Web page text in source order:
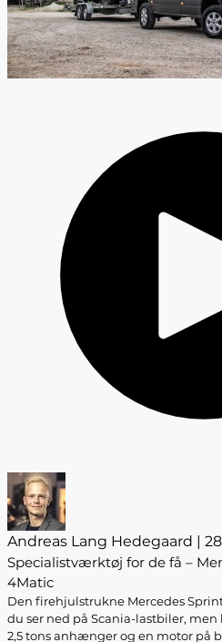
Andreas Lang Hedegaard |
Specialistværktøj for de få –
4Matic
Den firehjulstrukne Mercedes
du ser ned på Scania-lastbiler,
2,5 tons anhænger og en motor på